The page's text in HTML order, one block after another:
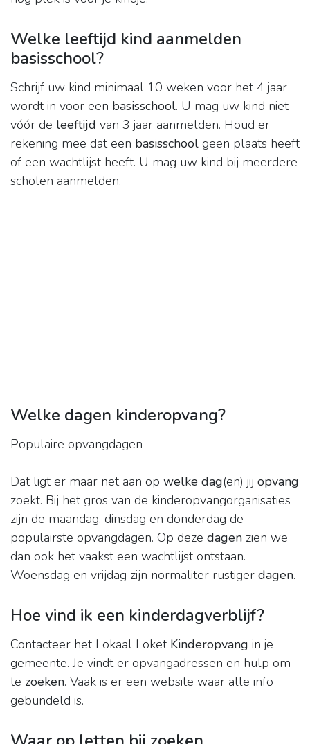
Welke leeftijd kind aanmelden
basisschool?
Schrijf uw kind minimaal 10 weken voor het 4 jaar
wordt in voor een basisschool. U mag uw kind niet
vóór de leeftijd van 3 jaar aanmelden. Houd er
rekening mee dat een basisschool geen plaats heeft
of een wachtlijst heeft. U mag uw kind bij meerdere
scholen aanmelden.
Welke dagen kinderopvang?
Populaire opvangdagen
Dat ligt er maar net aan op welke dag(en) jij opvang
zoekt. Bij het gros van de kinderopvangorganisaties
zijn de maandag, dinsdag en donderdag de
populairste opvangdagen. Op deze dagen zien we
dan ook het vaakst een wachtlijst ontstaan.
Woensdag en vrijdag zijn normaliter rustiger dagen.
Hoe vind ik een kinderdagverblijf?
Contacteer het Lokaal Loket Kinderopvang in je
gemeente. Je vindt er opvangadressen en hulp om
te zoeken. Vaak is er een website waar alle info
gebundeld is.